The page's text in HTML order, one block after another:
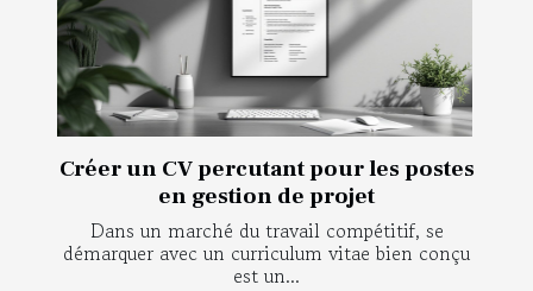
Créer un CV percutant pour les postes
en gestion de projet
Dans un marché du travail compétitif, se
démarquer avec un curriculum vitae bien conçu
est un...